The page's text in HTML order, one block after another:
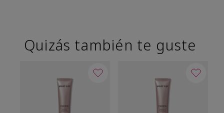
Quizás también te guste